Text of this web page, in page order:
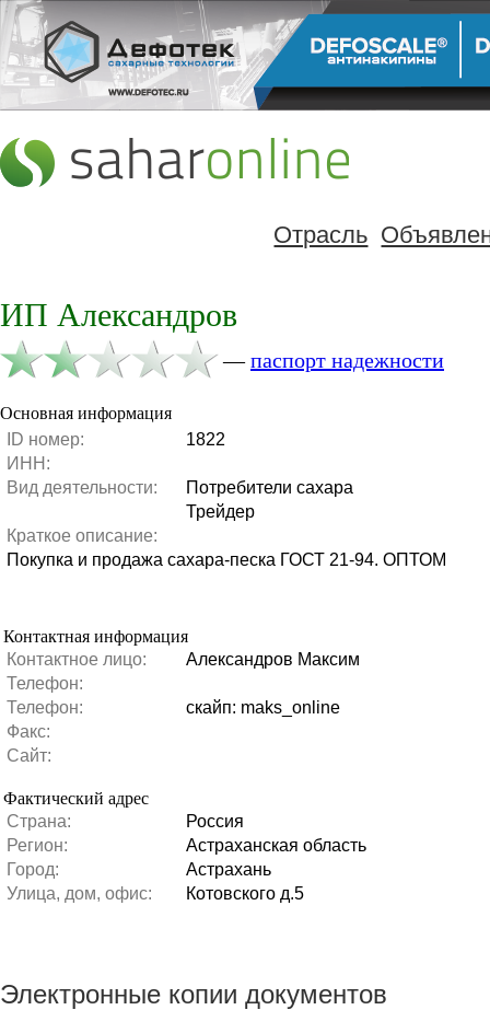
Отрасль
ИП Александров
—паспорт надежности
Основная информация
ID номер:
1822
ИНН:
Вид деятельности:
Потребители сахара
Трейдер
Краткое описание:
Покупка и продажа сахара-песка ГОСТ 21-94. ОПТОМ
Контактная информация
Контактное лицо:
Александров Максим
Телефон:
Телефон:
скайп: maks_online
Факс:
Сайт:
Фактический адрес
Страна:
Россия
Регион:
Астраханская область
Город:
Астрахань
Улица, дом, офис:
Котовского д.5
Электронные копии документов